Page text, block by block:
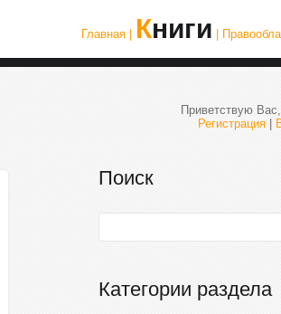
Главная | Книги |
Приветствую Вас,
Регистрация|
Поиск
Категории раздела